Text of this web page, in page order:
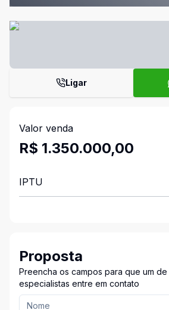
Ligar
Valor venda
R$ 1.350.000,00
IPTU
Proposta
Preencha os campos para que um de
especialistas entre em contato